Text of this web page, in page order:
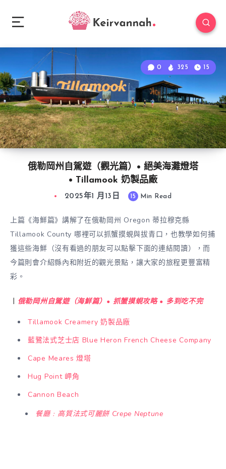
俄勒岡州自駕遊（觀光篇）• 絕美海灘燈塔
• Tillamook 奶製品廠
0 325 15
2025年1 月13日 15 Min Read
上篇《海鮮篇》講解了在俄勒岡州 Oregon 蒂拉穆克縣
Tillamook County 哪裡可以抓蟹摸蜆與拔青口，也教學如何捕
獲這些海鮮（沒有看過的朋友可以點擊下面的連結閱讀），而
今篇則會介紹縣內和附近的觀光景點，讓大家的旅程更豐富精
彩。
︱ 俄勒岡州自駕遊（海鮮篇）• 抓蟹摸蜆攻略 • 多到吃不完
Tillamook Creamery 奶製品廠
藍鷺法式芝士店 Blue Heron French Cheese Company
Cape Meares 燈塔
Hug Point 岬角
Cannon Beach
餐廳﹕高質法式可麗餅 Crepe Neptune